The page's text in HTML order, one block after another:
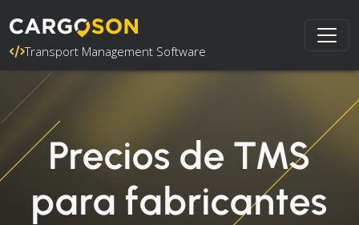
Transport Management Software
Precios de TMS
para fabricantes